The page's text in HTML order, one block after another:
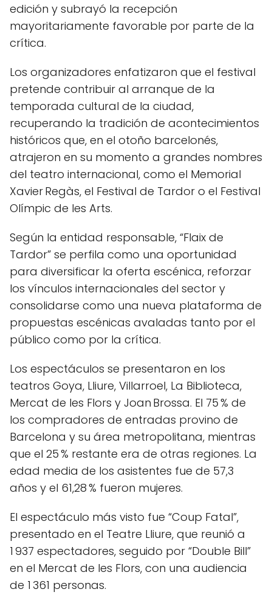
edición y subrayó la recepción
mayoritariamente favorable por parte de la
crítica.
Los organizadores enfatizaron que el festival
pretende contribuir al arranque de la
temporada cultural de la ciudad,
recuperando la tradición de acontecimientos
históricos que, en el otoño barcelonés,
atrajeron en su momento a grandes nombres
del teatro internacional, como el Memorial
Xavier Regàs, el Festival de Tardor o el Festival
Olímpic de les Arts.
Según la entidad responsable, “Flaix de
Tardor” se perfila como una oportunidad
para diversificar la oferta escénica, reforzar
los vínculos internacionales del sector y
consolidarse como una nueva plataforma de
propuestas escénicas avaladas tanto por el
público como por la crítica.
Los espectáculos se presentaron en los
teatros Goya, Lliure, Villarroel, La Biblioteca,
Mercat de les Flors y Joan Brossa. El 75 % de
los compradores de entradas provino de
Barcelona y su área metropolitana, mientras
que el 25 % restante era de otras regiones. La
edad media de los asistentes fue de 57,3
años y el 61,28 % fueron mujeres.
El espectáculo más visto fue “Coup Fatal”,
presentado en el Teatre Lliure, que reunió a
1 937 espectadores, seguido por “Double Bill”
en el Mercat de les Flors, con una audiencia
de 1 361 personas.